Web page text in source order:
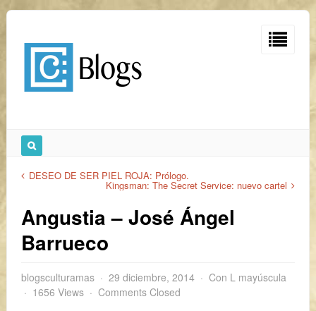
DESEO DE SER PIEL ROJA: Prólogo.
Kingsman: The Secret Service: nuevo cartel
Angustia – José Ángel
Barrueco
blogsculturamas 29 diciembre, 2014
Con L mayúscula
1656 Views
Comments Closed